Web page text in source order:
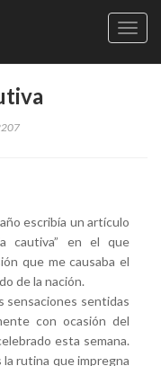
escribía un artículo
cautiva” en el que
que me causaba el
de la nación.
sensaciones sentidas
con ocasión del
esta semana.
la rutina que impregna